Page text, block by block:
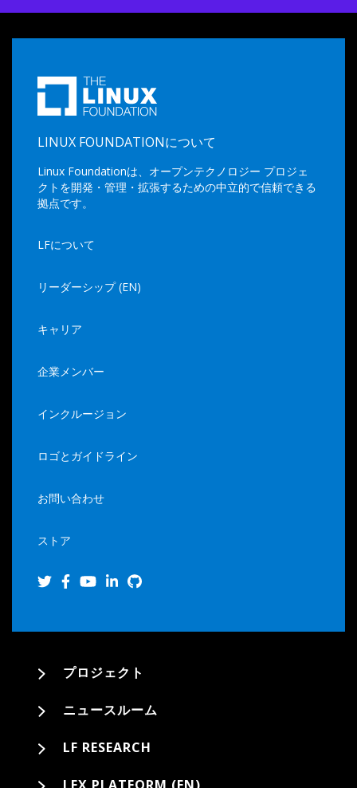
LINUX FOUNDATIONについて
Linux Foundationは、オープンテクノロジー プロジェ
クトを開発・管理・拡張するための中立的で信頼できる
拠点です。
LFについて
リーダーシップ (EN)
キャリア
企業メンバー
インクルージョン
ロゴとガイドライン
お問い合わせ
ストア
プロジェクト
ニュースルーム
LF RESEARCH